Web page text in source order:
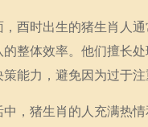
酉时出生的猪生肖人
整体效率。他们擅长
能力，避免因为过于注
，猪生肖的人充满热